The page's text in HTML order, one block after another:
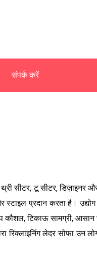
संपर्क करें
सीटर, टू सीटर, डिज़ाइनर
प्रदान करता है।
कौशल, टिकाऊ सामग्री,
रिक्लाइनिंग लेदर सोफा